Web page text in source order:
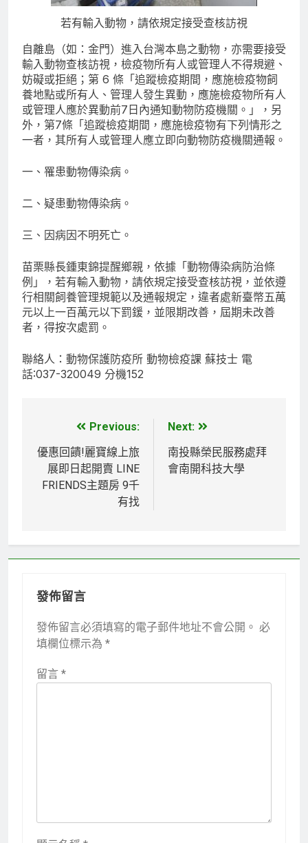
若有輸入動物，請依規定接受查核訪視
自離島（如：金門）進入台灣本島之動物，亦需要接受
輸入動物查核訪視，檢疫物所有人或管理人不得規避、
妨礙或拒絕；第 6 條「追蹤檢疫期間，應施檢疫物飼
養地點或所有人、管理人發生異動，應施檢疫物所有人
或管理人應於異動前7日內通知動物防疫機關。」，另
外，第7條「追蹤檢疫期間，應施檢疫物有下列情形之
一者，其所有人或管理人應立即向動物防疫機關通報。
一、罹患動物傳染病。
二、疑患動物傳染病。
三、因病因不明死亡。
苗栗縣長鍾東錦提醒鄉親，依據「動物傳染病防治條
例」，若有輸入動物，請依規定接受查核訪視，並依遵
行相關飼養管理規範以及通報規定，違者處新臺幣五萬
元以上一百萬元以下罰鍰，並限期改善，屆期未改善
者，得按次處罰。
聯絡人：動物保護防疫所 動物檢疫課 蘇技士 電
話:037-320049 分機152
章
導
Previous:
優惠回饋!麗寶線上旅
展即日起開賣 LINE
FRIENDS主題房 9千
有找
Next:
南投縣榮民服務處拜
會南開科技大學
發佈留言
發佈留言必須填寫的電子郵件地址不會公開。 必
填欄位標示為 *
留言 *